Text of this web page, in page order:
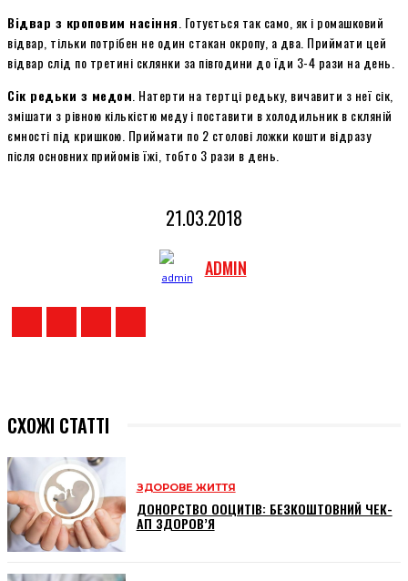
Відвар з кроповим насіння . Готується так само, як і ромашковий
відвар, тільки потрібен не один стакан окропу, а два. Приймати цей
відвар слід по третині склянки за півгодини до їди 3-4 рази на день.
Сік редьки з медом . Натерти на тертці редьку, вичавити з неї сік,
змішати з рівною кількістю меду і поставити в холодильник в скляній
ємності під кришкою. Приймати по 2 столові ложки кошти відразу
після основних прийомів їжі, тобто 3 рази в день.
21.03.2018
ADMIN
СХОЖІ СТАТТІ
ЗДОРОВЕ ЖИТТЯ
ДОНОРСТВО ООЦИТІВ: БЕЗКОШТОВНИЙ ЧЕК-
АП ЗДОРОВ’Я